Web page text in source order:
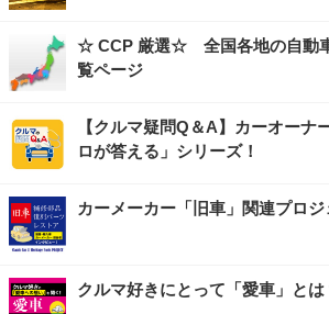
☆ CCP 厳選☆ 全国各地の自動
覧ページ
【クルマ疑問Q＆A】カーオーナ
ロが答える」シリーズ！
カーメーカー「旧車」関連プロ
クルマ好きにとって「愛車」とは